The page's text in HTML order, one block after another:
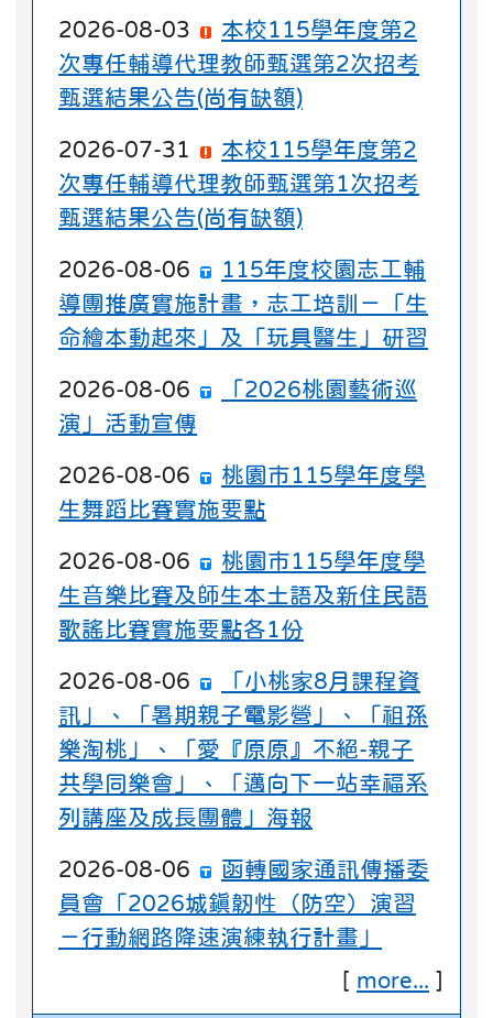
2026-08-03
本校115學年度第2
次專任輔導代理教師甄選第2次招考
甄選結果公告(尚有缺額)
2026-07-31
本校115學年度第2
次專任輔導代理教師甄選第1次招考
甄選結果公告(尚有缺額)
2026-08-06
115年度校園志工輔
導團推廣實施計畫，志工培訓－「生
命繪本動起來」及「玩具醫生」研習
2026-08-06
「2026桃園藝術巡
演」活動宣傳
2026-08-06
桃園市115學年度學
生舞蹈比賽實施要點
2026-08-06
桃園市115學年度學
生音樂比賽及師生本土語及新住民語
歌謠比賽實施要點各1份
2026-08-06
「小桃家8月課程資
訊」、「暑期親子電影營」、「祖孫
樂淘桃」、「愛『原原』不絕-親子
共學同樂會」、「邁向下一站幸福系
列講座及成長團體」海報
2026-08-06
函轉國家通訊傳播委
員會「2026城鎮韌性（防空）演習
－行動網路降速演練執行計畫」
[ more... ]